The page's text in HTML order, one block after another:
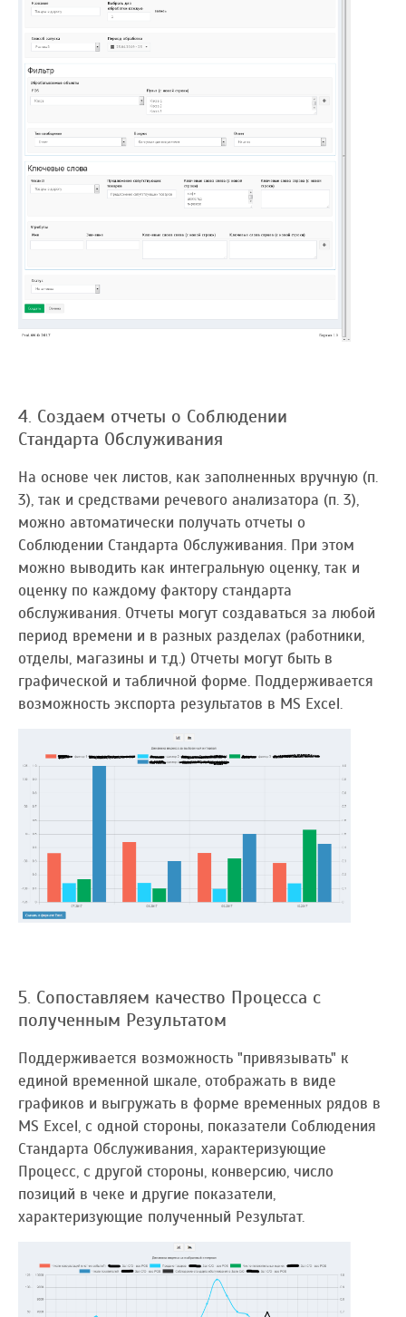
4. Создаем отчеты о Соблюдении
Стандарта Обслуживания
На основе чек листов, как заполненных вручную (п.
3), так и средствами речевого анализатора (п. 3),
можно автоматически получать отчеты о
Соблюдении Стандарта Обслуживания. При этом
можно выводить как интегральную оценку, так и
оценку по каждому фактору стандарта
обслуживания. Отчеты могут создаваться за любой
период времени и в разных разделах (работники,
отделы, магазины и т.д.) Отчеты могут быть в
графической и табличной форме. Поддерживается
возможность экспорта результатов в MS Excel.
5. Сопоставляем качество Процесса с
полученным Результатом
Поддерживается возможность "привязывать" к
единой временной шкале, отображать в виде
графиков и выгружать в форме временных рядов в
MS Excel, с одной стороны, показатели Соблюдения
Стандарта Обслуживания, характеризующие
Процесс, с другой стороны, конверсию, число
позиций в чеке и другие показатели,
характеризующие полученный Результат.